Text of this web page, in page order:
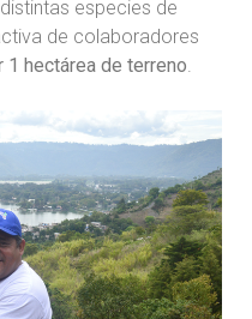
especies de
de colaboradores
1 hectárea de terreno